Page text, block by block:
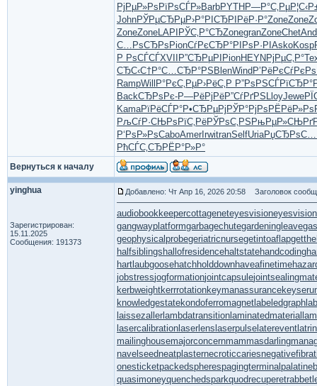
РјРµР»Рѕ РїРѕСЃР»BarbPYTH Р—Р°С‚Рµ
JohnРЎРµСЂРµР›Р°РІСЂРІРёР·Р°ZoneZone
ZoneZoneLAPI РЎС‚Р°СЂZonegranZoneChet
С…РѕСЂРѕ PionСѓРєСЂР°РІРѕР·РІ AskoKosp
Р РѕСЃСЃXVII Р”СЂРµРІ PionHEYN РјРµС‚Р°
СЂС‹С†Р°С…СЂР°РЅ BlenWind Р’РёРєСѓ
RampWill Р°РєС‚РµР›РёС‚Р Р”РѕРЅСЃ
BackСЂРѕРє-Р—РёРјРёР”СѓРґРЅ LloyJewe
KamaРїРёСЃР°Р•СЂРµРј РЎР°РјРѕ РЁРёР»Рѕ
РљСѓР·СЊРѕРїС‚РёРЎРѕС‚РЅ РњРµР»СЊ
Р‘РѕР»РѕCaboAmer IrwitranSelfUriaРџСЂРѕС…
РћСЃС‚СЂРЁР°Р»Р°
Вернуться к началу
yinghua
Зарегистрирован:
15.11.2025
Сообщения: 191373
Добавлено: Чт Апр 16, 2026 20:58 Заголовок
audiobookkeepercottageneteyesvision
gangwayplatformgarbagechutegardeningleave
geophysicalprobegeriatricnursegetintoaflap
halfsiblings hallofresidencehaltstatehandcoding
hartlaubgoosehatchholddownhaveafinetime
jobstressjogformationjointcapsule
kerbweightkerrrotationkeymanassurance
knowledgestatekondoferromagnet labeledgraph
laissezaller lambdatransition laminatedmaterial
lasercalibration laserlens laserpulse laterevent
mailinghousemajorconcernmammasdarling
navelseedneatplasternecroticcaries
onesticketpackedspherespagingterminal
quasimoneyquenchedsparkquodrecuperet